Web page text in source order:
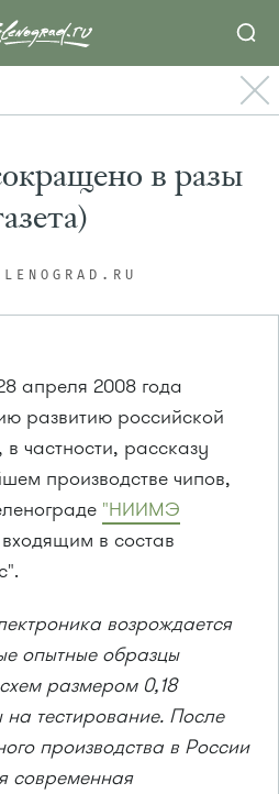
в разы
апреля 2008 года
развитию российской
частности, рассказу
производстве чипов,
"НИИМЭ
в состав
возрождается
опытные образцы
размером 0,18
тестирование. После
производства в России
современная